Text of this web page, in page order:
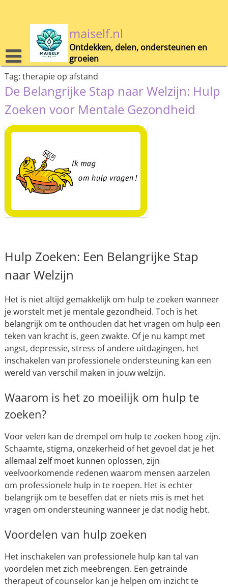
maiself.nl
Ontdekken, delen, ondersteunen en
groeien
Tag: therapie op afstand
De Belangrijke Stap naar Welzijn: Hulp
Zoeken voor Mentale Gezondheid
Hulp Zoeken: Een Belangrijke Stap
naar Welzijn
Het is niet altijd gemakkelijk om hulp te zoeken wanneer
je worstelt met je mentale gezondheid. Toch is het
belangrijk om te onthouden dat het vragen om hulp een
teken van kracht is, geen zwakte. Of je nu kampt met
angst, depressie, stress of andere uitdagingen, het
inschakelen van professionele ondersteuning kan een
wereld van verschil maken in jouw welzijn.
Waarom is het zo moeilijk om hulp te
zoeken?
Voor velen kan de drempel om hulp te zoeken hoog zijn.
Schaamte, stigma, onzekerheid of het gevoel dat je het
allemaal zelf moet kunnen oplossen, zijn
veelvoorkomende redenen waarom mensen aarzelen
om professionele hulp in te roepen. Het is echter
belangrijk om te beseffen dat er niets mis is met het
vragen om ondersteuning wanneer je dat nodig hebt.
Voordelen van hulp zoeken
Het inschakelen van professionele hulp kan tal van
voordelen met zich meebrengen. Een getrainde
therapeut of counselor kan je helpen om inzicht te